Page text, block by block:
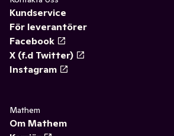
Kundservice
För leverantörer
Facebook
X (f.d Twitter)
Instagram
Mathem
Om Mathem